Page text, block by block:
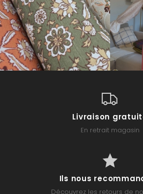
Livraison
En retrait magasin
Ils nous
Découvrez les retours de